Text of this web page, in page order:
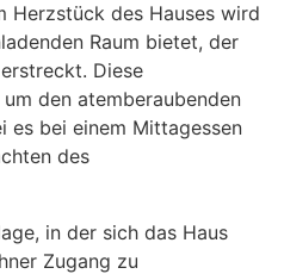
Herzstück des Hauses wird
Raum bietet, der
Diese
den atemberaubenden
es bei einem Mittagessen
des
in der sich das Haus
Zugang zu